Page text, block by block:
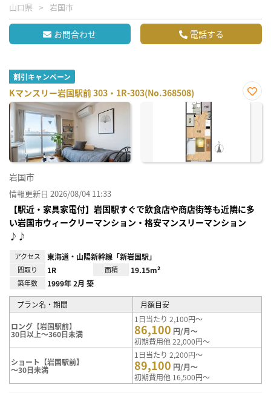
山口県 岩国市
お問合わせ 電話する
割引キャンペーン
Kマンスリー岩国駅前 303・1R-303(No.368508)
お気
岩国市
情報更新日 2026/08/04 11:33
【駅近・家具家電付】岩国駅すぐで飲食店や商店街等も近隣に多
い岩国市ウィークリーマンション・格安マンスリーマンション
♪♪
アクセス 東海道・山陽新幹線「新岩国駅」
間取り 1R 面積 19.15m²
築年数 1999年 2月 築
プラン名・期間 月額目安
ロング【岩国駅前】
30日以上～360日未満
1日当たり 2,100円～
86,100 円/月～
初期費用他 22,000円～
ショート【岩国駅前】
～30日未満
1日当たり 2,200円～
89,100 円/月～
初期費用他 16,500円～